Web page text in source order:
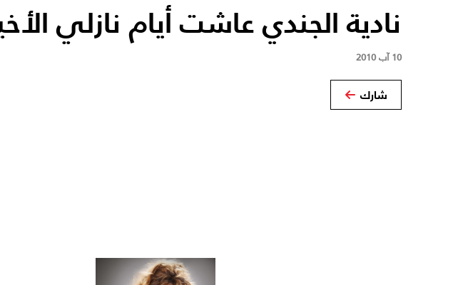
نادية الجندي عاشت أيام نازلي
10 آب 2010
شارك